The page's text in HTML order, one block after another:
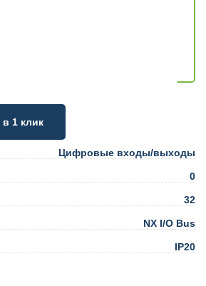
Цифровые входы/выходы
0
32
NX I/O Bus
IP20
в 1 клик